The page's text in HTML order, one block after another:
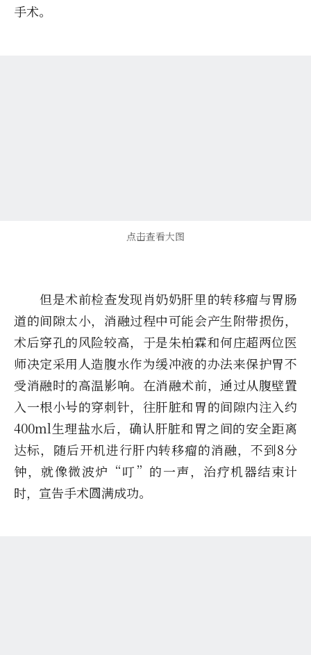
手术。
点击查看大图
但是术前检查发现肖奶奶肝里的转移瘤与胃肠
道的间隙太小，消融过程中可能会产生附带损伤，
术后穿孔的风险较高，于是朱柏霖和何庄超两位医
师决定采用人造腹水作为缓冲液的办法来保护胃不
受消融时的高温影响。在消融术前，通过从腹壁置
入一根小号的穿刺针，往肝脏和胃的间隙内注入约
400ml生理盐水后，确认肝脏和胃之间的安全距离
达标，随后开机进行肝内转移瘤的消融，不到8分
钟，就像微波炉“叮”的一声，治疗机器结束计
时，宣告手术圆满成功。